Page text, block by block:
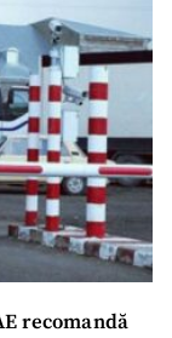
recomandă